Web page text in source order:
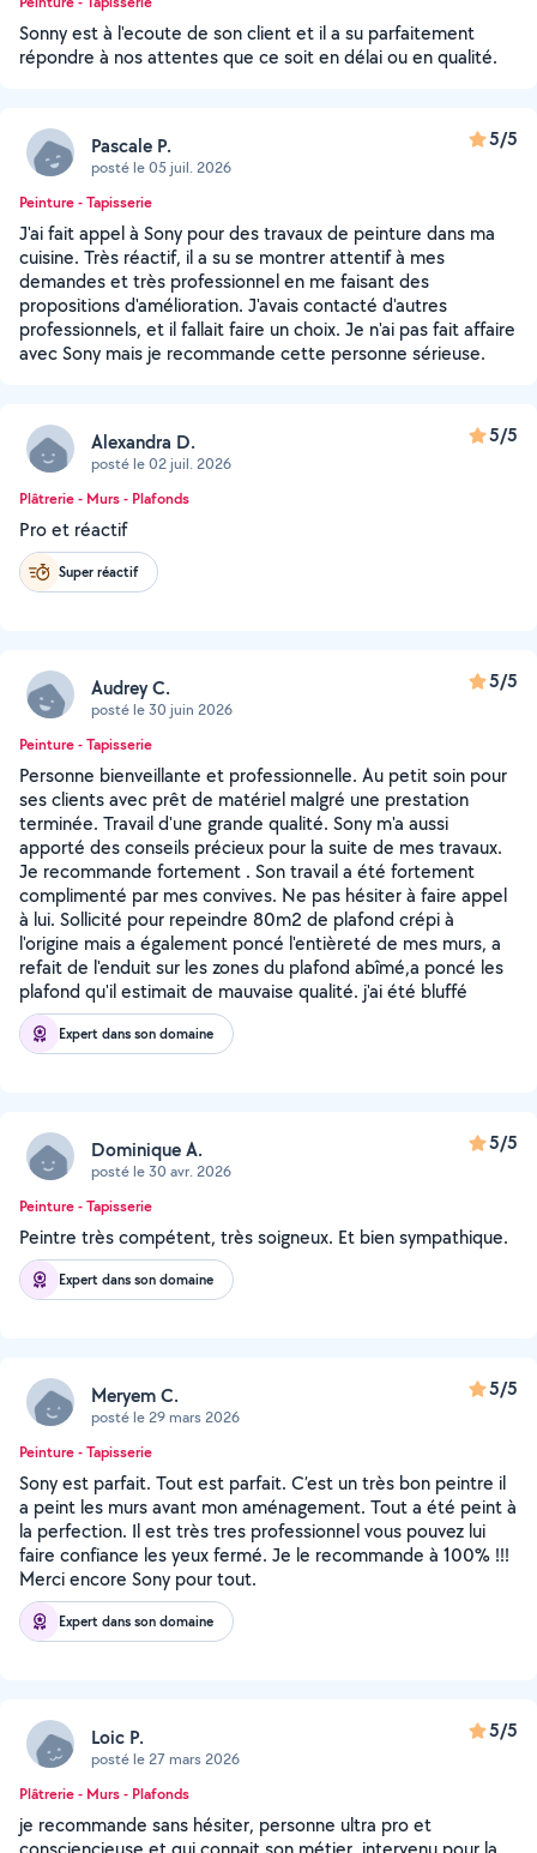
Sonny est à l'ecoute de son client et il a su parfaitement
répondre à nos attentes que ce soit en délai ou en qualité.
Pascale P.
posté le 05 juil. 2026
5/5
Peinture - Tapisserie
J'ai fait appel à Sony pour des travaux de peinture dans ma
cuisine. Très réactif, il a su se montrer attentif à mes
demandes et très professionnel en me faisant des
propositions d'amélioration. J'avais contacté d'autres
professionnels, et il fallait faire un choix. Je n'ai pas fait affaire
avec Sony mais je recommande cette personne sérieuse.
Alexandra D.
posté le 02 juil. 2026
5/5
Plâtrerie - Murs - Plafonds
Pro et réactif
Super réactif
Audrey C.
posté le 30 juin 2026
5/5
Peinture - Tapisserie
Personne bienveillante et professionnelle. Au petit soin pour
ses clients avec prêt de matériel malgré une prestation
terminée. Travail d'une grande qualité. Sony m'a aussi
apporté des conseils précieux pour la suite de mes travaux.
Je recommande fortement . Son travail a été fortement
complimenté par mes convives. Ne pas hésiter à faire appel
à lui. Sollicité pour repeindre 80m2 de plafond crépi à
l'origine mais a également poncé l'entièreté de mes murs, a
refait de l'enduit sur les zones du plafond abîmé,a poncé les
plafond qu'il estimait de mauvaise qualité. j'ai été bluffé
Expert dans son domaine
Dominique A.
posté le 30 avr. 2026
5/5
Peinture - Tapisserie
Peintre très compétent, très soigneux. Et bien sympathique.
Expert dans son domaine
Meryem C.
posté le 29 mars 2026
5/5
Peinture - Tapisserie
Sony est parfait. Tout est parfait. C’est un très bon peintre il
a peint les murs avant mon aménagement. Tout a été peint à
la perfection. Il est très tres professionnel vous pouvez lui
faire confiance les yeux fermé. Je le recommande à 100% !!!
Merci encore Sony pour tout.
Expert dans son domaine
Loic P.
posté le 27 mars 2026
5/5
Plâtrerie - Murs - Plafonds
je recommande sans hésiter, personne ultra pro et